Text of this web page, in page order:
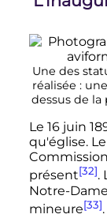
Une des
réalisée :
dessus de la
Le 16 juin
qu'église.
présent[32].
Notre-
mineure[33].